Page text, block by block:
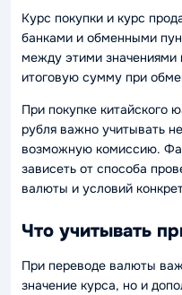
Курс покупки и курс
банками и обменными
между этими значениями
итоговую сумму при
При покупке китайского
рубля важно учитывать
возможную комиссию.
зависеть от способа
валюты и условий
Что учитывать
При переводе валюты
значение курса, но и